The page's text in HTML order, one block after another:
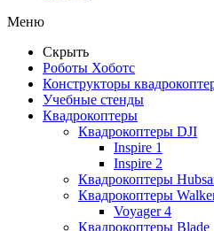
Меню
Скрыть
Роботы Хоботс
Конструкторы
Учебные стенды
Квадрокоптеры
Квадрокоптеры DJI
Inspire 1
Inspire 2
Квадрокоптеры
Квадрокоптеры
Voyager 4
Квадрокоптеры Blade